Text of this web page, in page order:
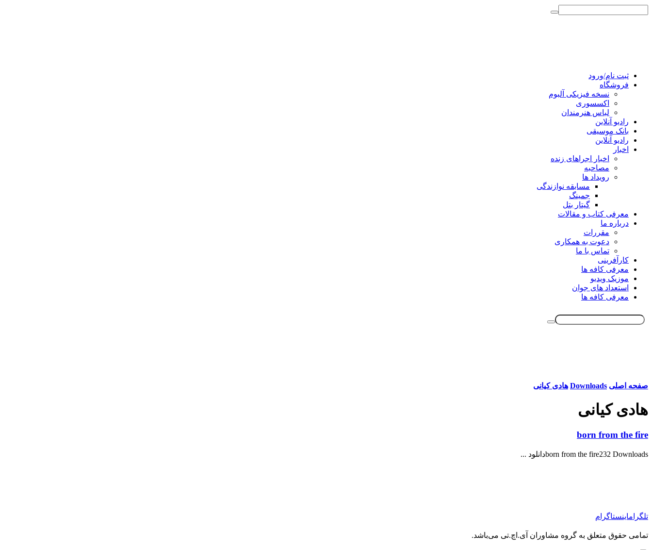
ثبت نام/ورود
فروشگاه
نسخه فیزیکی آلبوم
اکسسوری
لباس هنرمندان
رادیو آنلاین
بانک موسیقی
رادیو آنلاین
اخبار
اخبار اجراهای زنده
مصاحبه
رویداد ها
مسابقه نوازندگی
جمینگ
گیتار بتل
معرفی کتاب و مقالات
درباره ما
مقررات
دعوت به همکاری
تماس با ما
کارآفرینی
معرفی کافه ها
موزیک ویدیو
استعداد های جوان
معرفی کافه ها
صفحه اصلی Downloads هادی کیانی
هادی کیانی
born from the fire
born from the fire232 Downloadsدانلود ...
تلگراماینستاگرام
تمامی حقوق متعلق به گروه مشاوران آی.اچ.تی می‌باشد.